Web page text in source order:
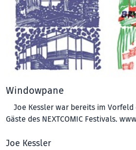
Windowpane
Joe Kessler war bereits im Vorfeld
Gäste des NEXTCOMIC Festivals.
Joe Kessler